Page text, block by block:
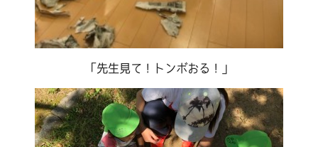
「先生見て！トンボおる！」